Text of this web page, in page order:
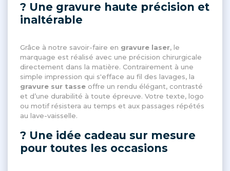
? Une gravure haute précision et
inaltérable
Grâce à notre savoir-faire en gravure laser, le
marquage est réalisé avec une précision chirurgicale
directement dans la matière. Contrairement à une
simple impression qui s'efface au fil des lavages, la
gravure sur tasse offre un rendu élégant, contrasté
et d’une durabilité à toute épreuve. Votre texte, logo
ou motif résistera au temps et aux passages répétés
au lave-vaisselle.
? Une idée cadeau sur mesure
pour toutes les occasions